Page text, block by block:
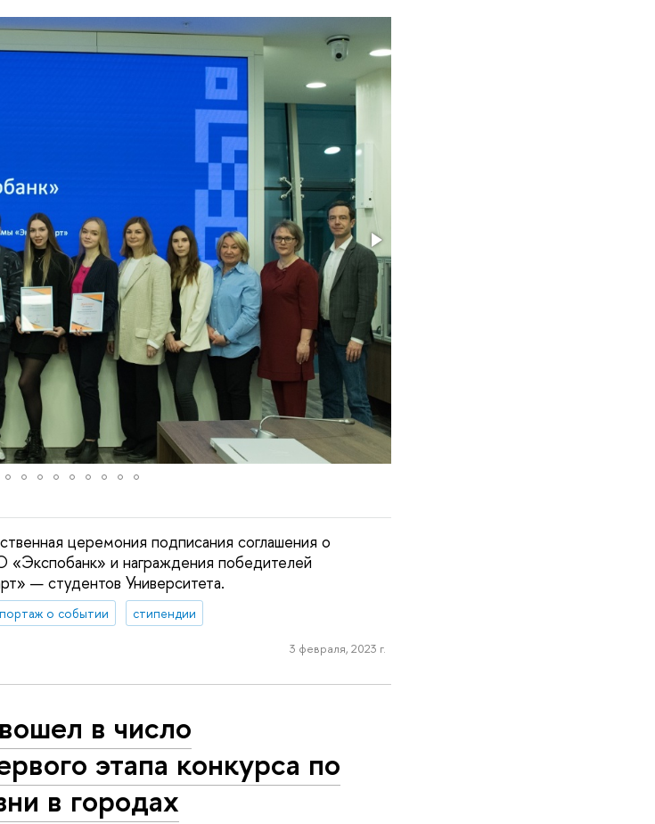
церемония подписания соглашения о
и награждения победителей
— студентов Университета.
о событии
стипендии
3 февраля, 2023 г.
в число
этапа конкурса по
в городах